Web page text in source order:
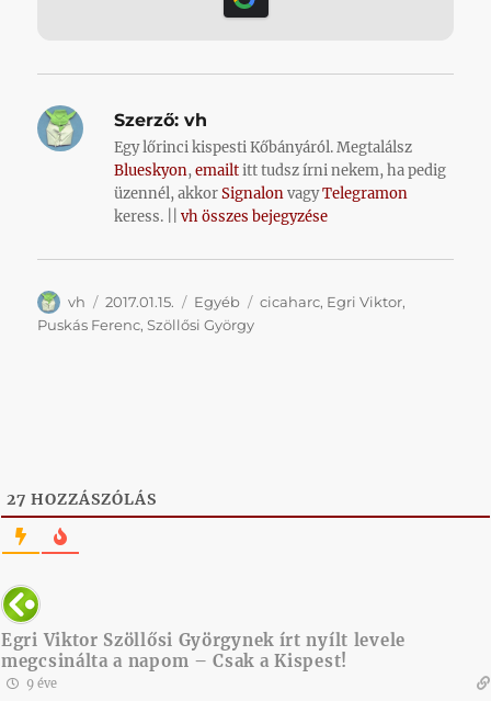
Szerző: vh
Egy lőrinci kispesti Kőbányáról. Megtalálsz
Blueskyon,emailtitt tudsz írni nekem, ha pedig
üzennél, akkorSignalonvagyTelegramon
keress. ||vh összes bejegyzése
Szerző
vh Közzétéve
2017.01.15. Kategória
Egyéb Címke
cicaharc, Egri Viktor,
Puskás Ferenc,Szöllősi György
27 HOZZÁSZÓLÁS
Egri Viktor Szöllősi Györgynek írt nyílt levele
megcsinálta a napom – Csak a Kispest!
9 éve